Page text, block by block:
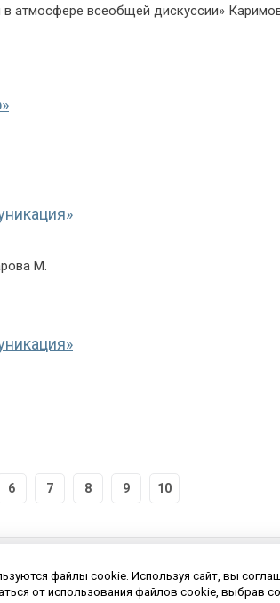
в атмосфере всеобщей дискуссии»
М.
6 7 8 9 10
файлы cookie. Используя сайт, вы
от использования файлов cookie, выбрав